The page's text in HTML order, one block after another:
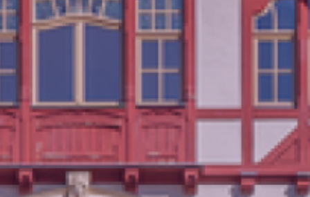
In Bayern vor Ort
Transparenz
Datenschutz